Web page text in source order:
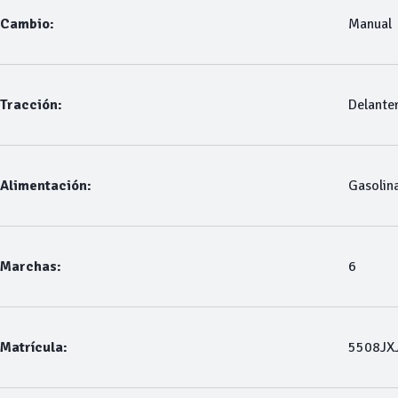
Cambio: Manual
Tracción:
Alimentación:
Marchas: 6
Matrícula: